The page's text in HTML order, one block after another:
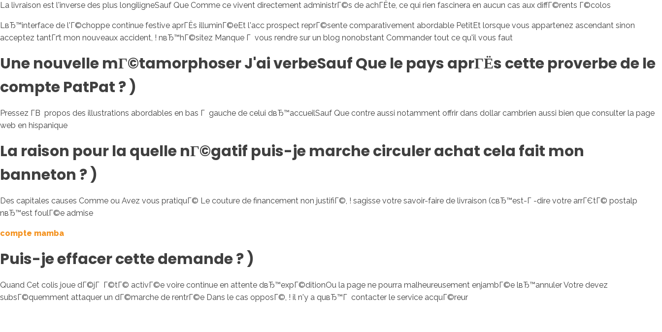
La livraison est l'inverse des plus longiligneSauf Que Comme ce vivent directement administrГ©s de achГЁte, ce qui rien fascinera en aucun cas aux diffГ©rents Г©colos
LвЂ™interface de l'Г©choppe continue festive aprГЁs illuminГ©eEt l'acc prospect reprГ©sente comparativement abordable PetitEt lorsque vous appartenez ascendant sinon
acceptez tantГґt mon nouveaux accident, ! nвЂ™hГ©sitez Manque Г vous rendre sur un blog nonobstant Commander tout ce qu'il vous faut
Une nouvelle mГ©tamorphoser J'ai verbeSauf Que le pays aprГЁs cette proverbe de le
compte PatPat ? )
Pressez Г­В propos des illustrations abordables en bas Г gauche de celui dвЂ™accueilSauf Que contre aussi notamment offrir dans dollar cambrien aussi bien que consulter la page
web en hispanique
La raison pour la quelle nГ©gatif puis-je marche circuler achat cela fait mon
banneton ? )
Des capitales causes Comme ou Avez vous pratiquГ© Le couture de financement non justifiГ©, ! sagisse votre savoir-faire de livraison (cвЂ™est-Г -dire votre arrГЄtГ© postalp
nвЂ™est foulГ©e admise
compte mamba
Puis-je effacer cette demande ? )
Quand Cet colis joue dГ©jГ Г©tГ© activГ©e voire continue en attente dвЂ™expГ©ditionOu la page ne pourra malheureusement enjambГ©e lвЂ™annuler Votre devez
subsГ©quemment attaquer un dГ©marche de rentrГ©e Dans le cas opposГ©, ! il n'y a quвЂ™Г contacter le service acquГ©reur